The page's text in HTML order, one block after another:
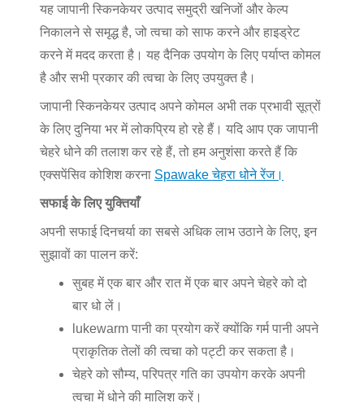
यह जापानी स्किनकेयर उत्पाद समुद्री खनिजों और केल्प
निकालने से समृद्ध है, जो त्वचा को साफ करने और हाइड्रेट
करने में मदद करता है। यह दैनिक उपयोग के लिए पर्याप्त कोमल
है और सभी प्रकार की त्वचा के लिए उपयुक्त है।
जापानी स्किनकेयर उत्पाद अपने कोमल अभी तक प्रभावी सूत्रों
के लिए दुनिया भर में लोकप्रिय हो रहे हैं। यदि आप एक जापानी
चेहरे धोने की तलाश कर रहे हैं, तो हम अनुशंसा करते हैं कि
एक्सपेंसिव कोशिश करना Spawake चेहरा धोने रेंज।
सफाई के लिए युक्तियाँ
अपनी सफाई दिनचर्या का सबसे अधिक लाभ उठाने के लिए, इन
सुझावों का पालन करें:
सुबह में एक बार और रात में एक बार अपने चेहरे को दो
बार धो लें।
lukewarm पानी का प्रयोग करें क्योंकि गर्म पानी अपने
प्राकृतिक तेलों की त्वचा को पट्टी कर सकता है।
चेहरे को सौम्य, परिपत्र गति का उपयोग करके अपनी
त्वचा में धोने की मालिश करें।